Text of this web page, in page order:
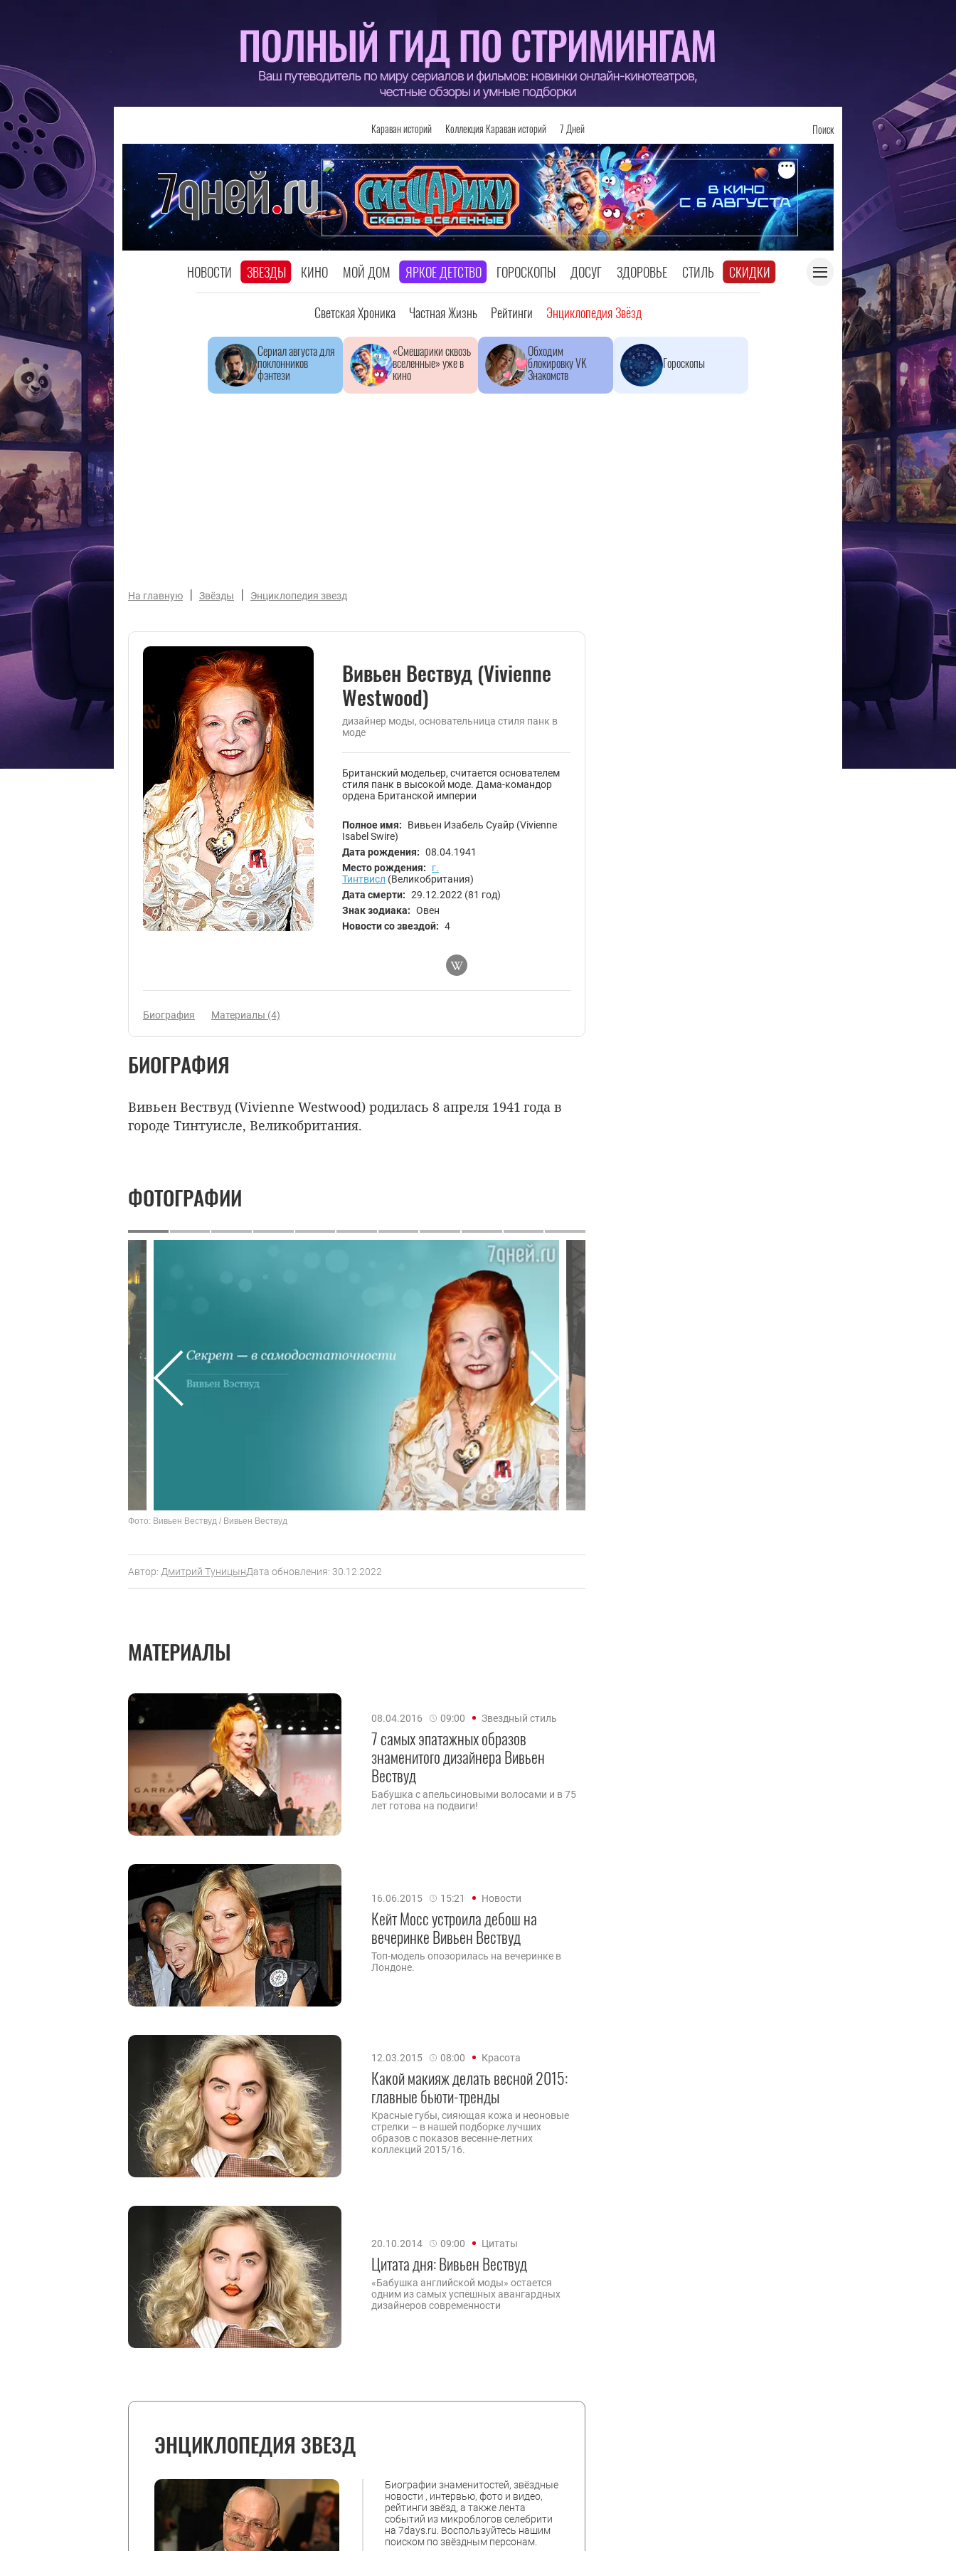
Караван историй Коллекция Караван историй 7 Дней Поиск
НОВОСТИ ЗВЕЗДЫ КИНО МОЙ ДОМ ЯРКОЕ ДЕТСТВО ГОРОСКОПЫ ДОСУГ ЗДОРОВЬЕ СТИЛЬ СКИДКИ
Светская Хроника Частная Жизнь Рейтинги Энциклопедия Звёзд
Сериал августа для
поклонников
фэнтези
«Смешарики сквозь
вселенные» уже в
кино
Обходим
блокировку VK
Знакомств
Гороскопы
На главную | Звёзды | Энциклопедия звезд
Вивьен Вествуд (Vivienne
Westwood)
дизайнер моды, основательница стиля панк в
моде
Британский модельер, считается основателем
стиля панк в высокой моде. Дама-командор
ордена Британской империи
Полное имя:
Вивьен Изабель Суайр (Vivienne
Isabel Swire)
Дата рождения: 08.04.1941
Место рождения:
г.
Тинтвисл (Великобритания)
Дата смерти: 29.12.2022 (81 год)
Знак зодиака: Овен
Новости со звездой: 4
Биография Материалы (4)
БИОГРАФИЯ
Вивьен Вествуд (Vivienne Westwood) родилась 8 апреля 1941 года в
городе Тинтуисле, Великобритания.
ФОТОГРАФИИ
Фото: Вивьен Вествуд / Вивьен Вествуд
Автор: Дмитрий ТуницынДата обновления: 30.12.2022
МАТЕРИАЛЫ
08.04.2016 09:00 Звездный стиль
7 самых эпатажных образов
знаменитого дизайнера Вивьен
Вествуд
Бабушка с апельсиновыми волосами и в 75
лет готова на подвиги!
16.06.2015 15:21 Новости
Кейт Мосс устроила дебош на
вечеринке Вивьен Вествуд
Топ-модель опозорилась на вечеринке в
Лондоне.
12.03.2015 08:00 Красота
Какой макияж делать весной 2015:
главные бьюти-тренды
Красные губы, сияющая кожа и неоновые
стрелки – в нашей подборке лучших
образов с показов весенне-летних
коллекций 2015/16.
20.10.2014 09:00 Цитаты
Цитата дня: Вивьен Вествуд
«Бабушка английской моды» остается
одним из самых успешных авангардных
дизайнеров современности
ЭНЦИКЛОПЕДИЯ ЗВЕЗД
Биографии знаменитостей, звёздные
новости , интервью, фото и видео,
рейтинги звёзд, а также лента
событий из микроблогов селебрити
на 7days.ru. Воспользуйтесь нашим
поиском по звёздным персонам.